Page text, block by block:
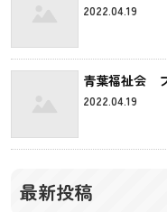
2022.04.19
青葉福祉会
2022.04.19
最新投稿